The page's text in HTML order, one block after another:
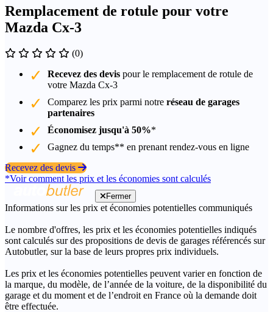
Remplacement de rotule pour votre
Mazda Cx-3
(0)
Recevez des devis pour le remplacement de rotule de
votre Mazda Cx-3
Comparez les prix parmi notre réseau de garages
partenaires
Économisez jusqu'à 50%*
Gagnez du temps** en prenant rendez-vous en ligne
Recevez des devis
*Voir comment les prix et les économies sont calculés
Fermer
Informations sur les prix et économies potentielles communiqués
Le nombre d'offres, les prix et les économies potentielles indiqués
sont calculés sur des propositions de devis de garages référencés sur
Autobutler, sur la base de leurs propres prix individuels.
Les prix et les économies potentielles peuvent varier en fonction de
la marque, du modèle, de l’année de la voiture, de la disponibilité du
garage et du moment et de l’endroit en France où la demande doit
être effectuée.